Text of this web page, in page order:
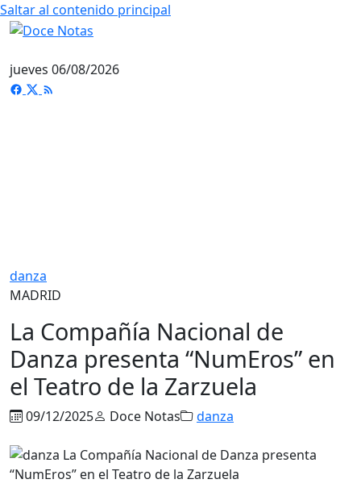
Saltar al contenido principal
jueves 06/08/2026
danza
MADRID
La Compañía Nacional de
Danza presenta “NumEros” en
el Teatro de la Zarzuela
09/12/2025 Doce Notas danza